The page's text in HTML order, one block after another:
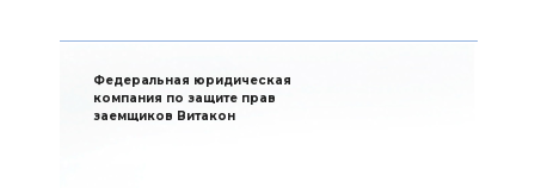
Федеральная юридическая
компания по защите прав
заемщиков Витакон